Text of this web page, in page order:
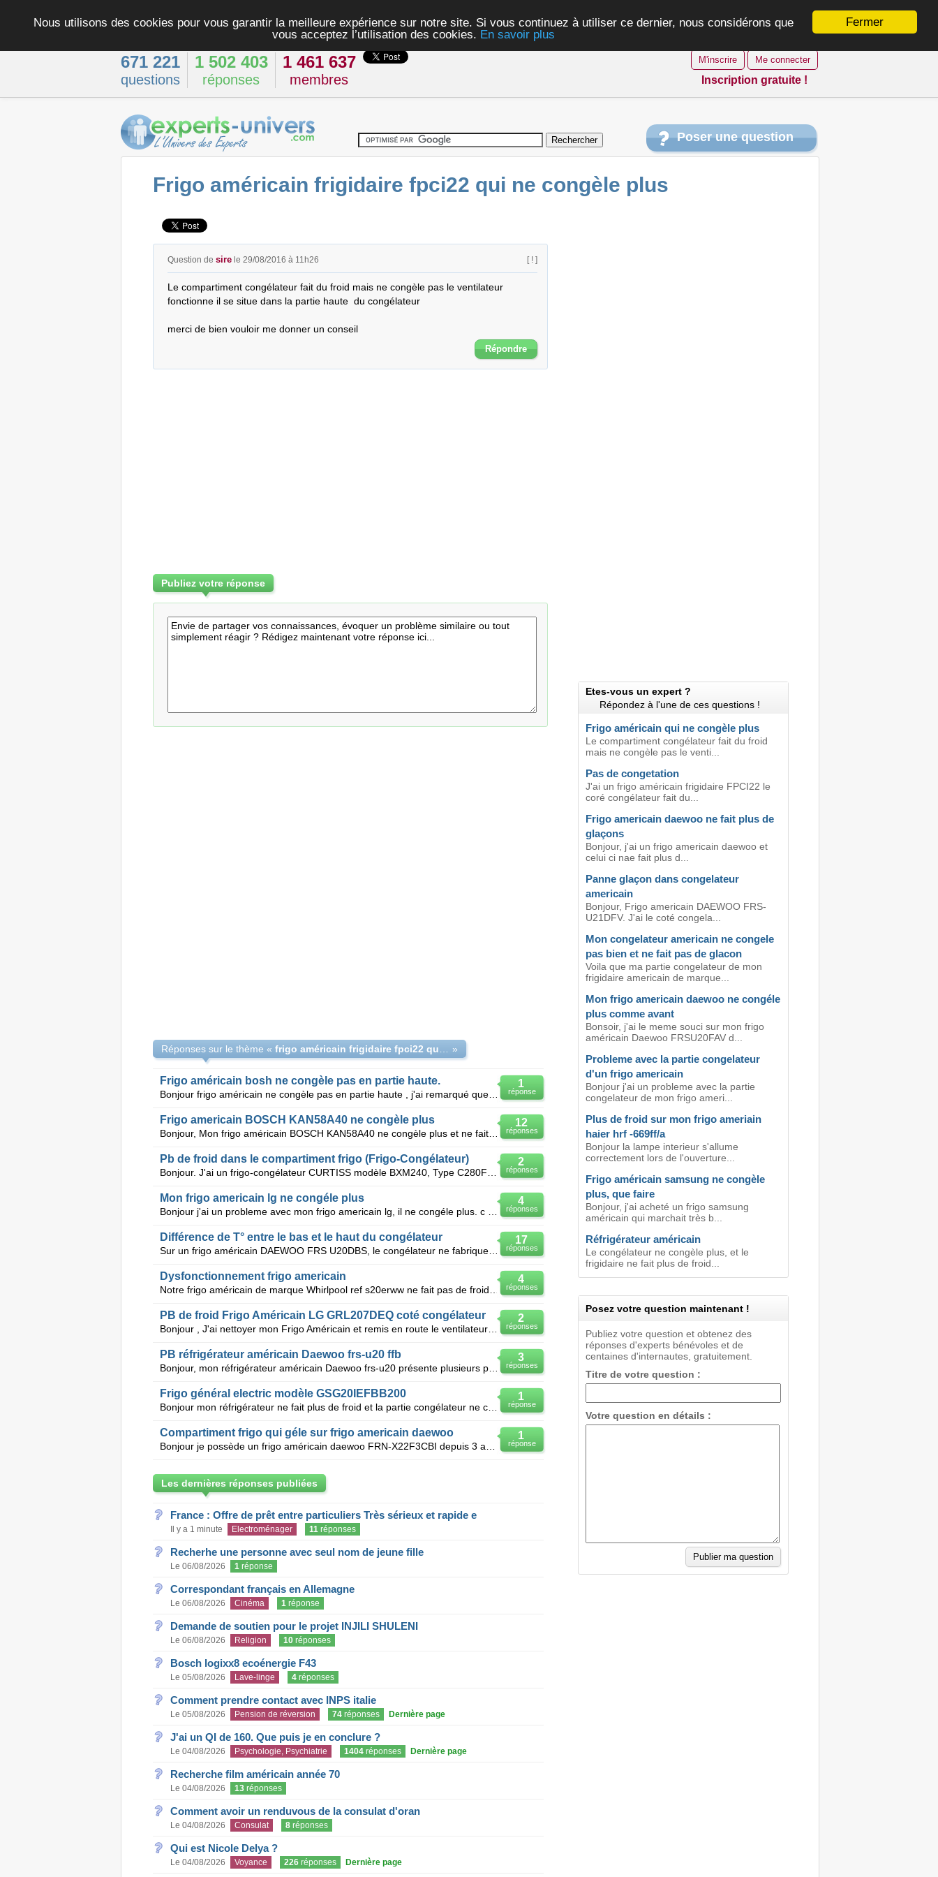
Fermer
Nous utilisons des cookies pour vous garantir la meilleure expérience sur notre site. Si vous continuez à utiliser ce dernier, nous considérons que
vous acceptez l’utilisation des cookies. En savoir plus
671 221
questions
1 502 403
réponses
1 461 637
membres
M'inscrire Me connecter
Inscription gratuite !
Poser une question
Frigo américain frigidaire fpci22 qui ne congèle plus
Question de sirele 29/08/2016 à 11h26 [ ! ]
Le compartiment congélateur fait du froid mais ne congèle pas le ventilateur
fonctionne il se situe dans la partie haute  du congélateur
merci de bien vouloir me donner un conseil
Répondre
Publiez votre réponse
Réponses sur le thème « »
1
réponse
Frigo américain bosh ne congèle pas en partie haute.
Bonjour frigo américain ne congèle pas en partie haute , j'ai remarqué que le ventilo ne tournait p
12
réponses
Frigo americain BOSCH KAN58A40 ne congèle plus
Bonjour, Mon frigo américain BOSCH KAN58A40 ne congèle plus et ne fait plus de glaçon. La partie
2
réponses
Pb de froid dans le compartiment frigo (Frigo-Congélateur)
4
réponses
Mon frigo americain lg ne congéle plus
17
réponses
Différence de T° entre le bas et le haut du congélateur
Sur un frigo américain DAEWOO FRS U20DBS, le congélateur ne fabrique plus de glaçons, parce que l'ea
4
réponses
Dysfonctionnement frigo americain
2
réponses
PB de froid Frigo Américain LG GRL207DEQ coté congélateur
Bonjour , J'ai nettoyer mon Frigo Américain et remis en route le ventilateur arrière qui été bloqu
3
réponses
PB réfrigérateur américain Daewoo frs-u20 ffb
Bonjour, mon réfrigérateur américain Daewoo frs-u20 présente plusieurs problèmes: 1 - l'affichage
1
réponse
Frigo général electric modèle GSG20IEFBB200
Bonjour mon réfrigérateur ne fait plus de froid et la partie congélateur ne congèle plus et ne fait
1
réponse
Compartiment frigo qui géle sur frigo americain daewoo
Les dernières réponses publiées
France : Offre de prêt entre particuliers Très sérieux et rapide e
Il y a 1 minute Electroménager 11réponses
Recherhe une personne avec seul nom de jeune fille
Le 06/08/2026 1réponse
Correspondant français en Allemagne
Le 06/08/2026 Cinéma 1réponse
Demande de soutien pour le projet INJILI SHULENI
Le 06/08/2026 Religion 10réponses
Bosch logixx8 ecoénergie F43
Le 05/08/2026 Lave-linge 4réponses
Comment prendre contact avec INPS italie
Le 05/08/2026 Pension de réversion 74réponses Dernière page
J'ai un QI de 160. Que puis je en conclure ?
Le 04/08/2026 Psychologie, Psychiatrie 1404réponses Dernière page
Recherche film américain année 70
Le 04/08/2026 13réponses
Comment avoir un renduvous de la consulat d'oran
Le 04/08/2026 Consulat 8réponses
Qui est Nicole Delya ?
Le 04/08/2026 Voyance 226réponses Dernière page
Etes-vous un expert ?
Répondez à l'une de ces questions !
Frigo américain qui ne congèle plus
Le compartiment congélateur fait du froid
mais ne congèle pas le venti...
Pas de congetation
J'ai un frigo américain frigidaire FPCI22 le
coré congélateur fait du...
Frigo americain daewoo ne fait plus de
glaçons
Bonjour, j'ai un frigo americain daewoo et
celui ci nae fait plus d...
Panne glaçon dans congelateur
americain
Bonjour, Frigo americain DAEWOO FRS-
U21DFV. J'ai le coté congela...
Mon congelateur americain ne congele
pas bien et ne fait pas de glacon
Voila que ma partie congelateur de mon
frigidaire americain de marque...
Mon frigo americain daewoo ne congéle
plus comme avant
Bonsoir, j'ai le meme souci sur mon frigo
américain Daewoo FRSU20FAV d...
Probleme avec la partie congelateur
d'un frigo americain
Bonjour j'ai un probleme avec la partie
congelateur de mon frigo ameri...
Plus de froid sur mon frigo ameriain
haier hrf -669ff/a
Bonjour la lampe interieur s'allume
correctement lors de l'ouverture...
Frigo américain samsung ne congèle
plus, que faire
Bonjour, j'ai acheté un frigo samsung
américain qui marchait très b...
Réfrigérateur américain
Le congélateur ne congèle plus, et le
frigidaire ne fait plus de froid...
Posez votre question maintenant !
Publiez votre question et obtenez des
réponses d'experts bénévoles et de
centaines d'internautes, gratuitement.
Titre de votre question :
Votre question en détails :